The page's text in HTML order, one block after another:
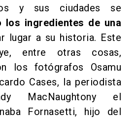
y sus ciudades se
los ingredientes de una
lugar a su historia. Este
entre otras cosas,
los fotógrafos Osamu
Cases, la periodista
MacNaughtony el
Fornasetti, hijo del